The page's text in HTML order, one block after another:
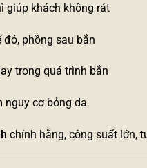
giúp khách không rát
đỏ, phồng sau bắn
trong quá trình bắn
nguy cơ bỏng da
chính hãng, công suất lớn,